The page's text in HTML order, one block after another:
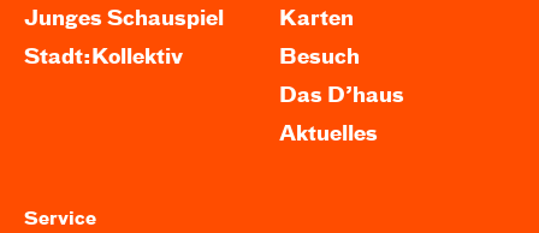
Junges Schauspiel
Stadt:Kollektiv
Karten
Besuch
Das D’haus
Aktuelles
Service